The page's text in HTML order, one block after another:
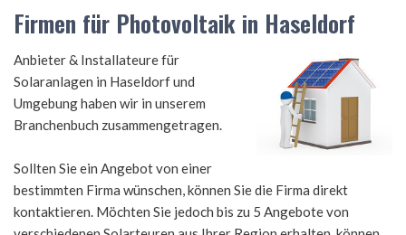
Firmen für Photovoltaik in Haseldorf
Anbieter & Installateure für
Solaranlagen in Haseldorf und
Umgebung haben wir in unserem
Branchenbuch zusammengetragen.
Sollten Sie ein Angebot von einer
bestimmten Firma wünschen, können Sie die Firma direkt
kontaktieren. Möchten Sie jedoch bis zu 5 Angebote von